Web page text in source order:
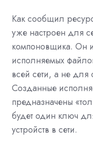
Как сообщил
уже настроен для
компоновщика. Он
исполняемых
всей сети, а не для
Созданные
предназначены
будет один ключ
устройств в сети.